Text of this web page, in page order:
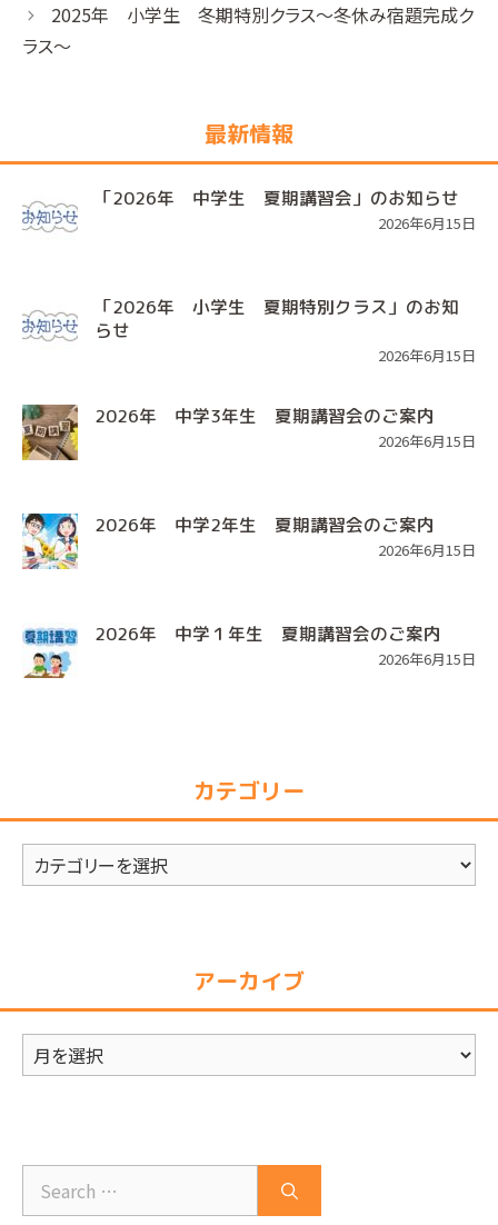
2025年 小学生 冬期特別クラス〜冬休み宿題完成ク
ラス〜
最新情報
「2026年 中学生 夏期講習会」のお知らせ
2026年6月15日
「2026年 小学生 夏期特別クラス」のお知
らせ
2026年6月15日
2026年 中学3年生 夏期講習会のご案内
2026年6月15日
2026年 中学2年生 夏期講習会のご案内
2026年6月15日
2026年 中学１年生 夏期講習会のご案内
2026年6月15日
カテゴリー
カ
テ
アーカイブ
ア
ー
ブSearch
for: